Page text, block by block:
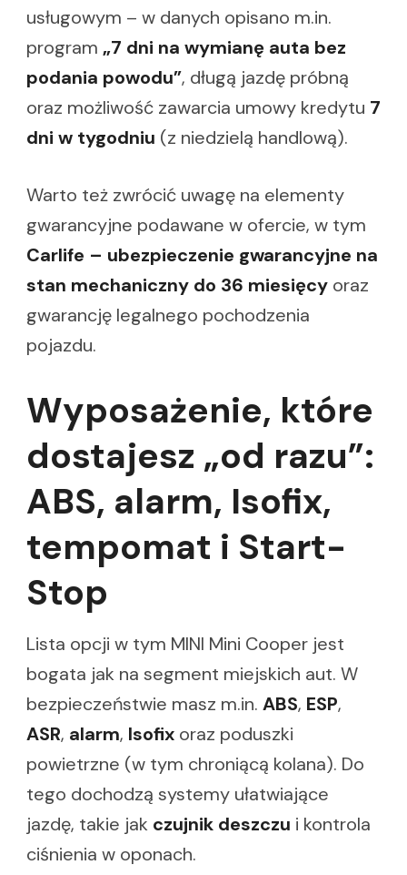
usługowym – w danych opisano m.in.
program „7 dni na wymianę auta bez
podania powodu”, długą jazdę próbną
oraz możliwość zawarcia umowy kredytu 7
dni w tygodniu (z niedzielą handlową).
Warto też zwrócić uwagę na elementy
gwarancyjne podawane w ofercie, w tym
Carlife – ubezpieczenie gwarancyjne na
stan mechaniczny do 36 miesięcy oraz
gwarancję legalnego pochodzenia
pojazdu.
Wyposażenie, które
dostajesz „od razu”:
ABS, alarm, Isofix,
tempomat i Start-
Stop
Lista opcji w tym MINI Mini Cooper jest
bogata jak na segment miejskich aut. W
bezpieczeństwie masz m.in. ABS, ESP,
ASR, alarm, Isofix oraz poduszki
powietrzne (w tym chroniącą kolana). Do
tego dochodzą systemy ułatwiające
jazdę, takie jak czujnik deszczu i kontrola
ciśnienia w oponach.